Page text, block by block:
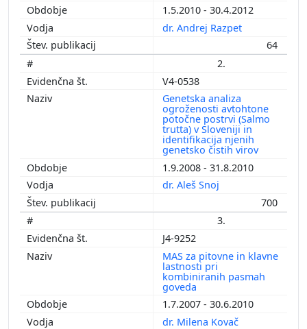
1.5.2010 - 30.4.2012
dr. Andrej Razpet
64
2.
V4-0538
Genetska analiza
ogroženosti avtohtone
potočne postrvi (Salmo
trutta) v Sloveniji in
identifikacija njenih
genetsko čistih virov
1.9.2008 - 31.8.2010
dr. Aleš Snoj
700
3.
J4-9252
MAS za pitovne in klavne
lastnosti pri
kombiniranih pasmah
goveda
1.7.2007 - 30.6.2010
dr. Milena Kovač